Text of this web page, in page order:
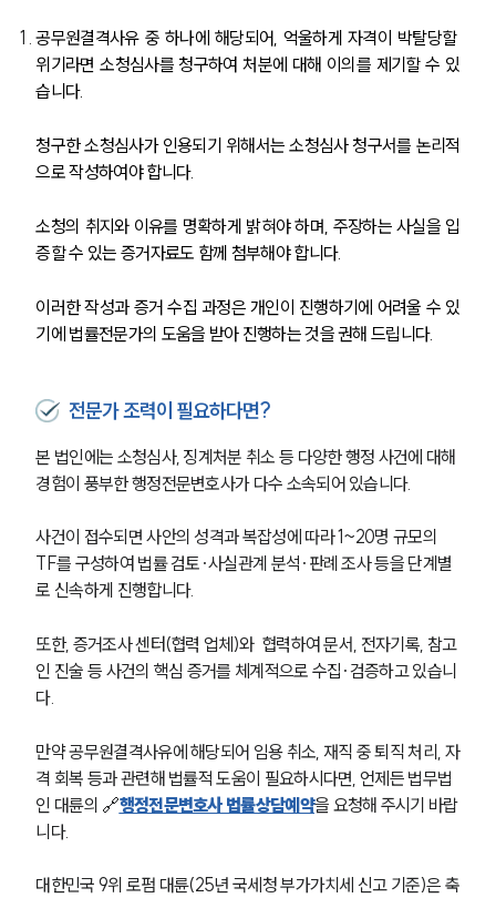
주요 업무사례
사례분석/최신동향
고객후기
헌법·행정·규제·개혁그룹 업무
구성원 소개
소식/자료
공지사항
법률 블로그
법률서식
뉴스레터/브로슈어
대륜법률상담예약
공무원결격사유 중 하나에 해당되어, 억울하게 자격이 박탈당할
위기라면 소청심사를 청구하여 처분에 대해 이의를 제기할 수 있
습니다.
청구한 소청심사가 인용되기 위해서는 소청심사 청구서를 논리적
으로 작성하여야 합니다.
소청의 취지와 이유를 명확하게 밝혀야 하며, 주장하는 사실을 입
증할 수 있는 증거자료도 함께 첨부해야 합니다.
이러한 작성과 증거 수집 과정은 개인이 진행하기에 어려울 수 있
기에 법률전문가의 도움을 받아 진행하는 것을 권해 드립니다.
전문가 조력이 필요하다면?
본 법인에는 소청심사, 징계처분 취소 등 다양한 행정 사건에 대해
경험이 풍부한 행정전문변호사가 다수 소속되어 있습니다.
사건이 접수되면 사안의 성격과 복잡성에 따라 1~20명 규모의
TF를 구성하여 법률 검토·사실관계 분석·판례 조사 등을 단계별
로 신속하게 진행합니다.
또한, 증거조사 센터(협력 업체)와  협력하여 문서, 전자기록, 참고
인 진술 등 사건의 핵심 증거를 체계적으로 수집·검증하고 있습니
다.
만약 공무원결격사유에 해당되어 임용 취소, 재직 중 퇴직 처리, 자
격 회복 등과 관련해 법률적 도움이 필요하시다면, 언제든 법무법
인 대륜의 🔗행정전문변호사 법률상담예약을 요청해 주시기 바랍
니다.
대한민국 9위 로펌 대륜(25년 국세청 부가가치세 신고 기준)은 축